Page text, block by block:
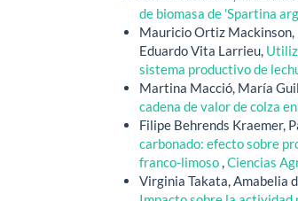
de biomasa de 'Spartina
Mauricio Ortiz Mackinson,
Eduardo Vita Larrieu,
sistema productivo de
Martina Macció, María
cadena de valor de colza
Filipe Behrends Kraemer,
carbonado: efecto sobre
franco-limoso Ciencias
Virginia Takata, Amabelia